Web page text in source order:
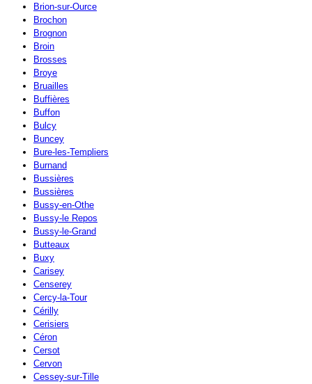
Brion-sur-Ource
Brochon
Brognon
Broin
Brosses
Broye
Bruailles
Buffières
Buffon
Bulcy
Buncey
Bure-les-Templiers
Burnand
Bussières
Bussières
Bussy-en-Othe
Bussy-le Repos
Bussy-le-Grand
Butteaux
Buxy
Carisey
Censerey
Cercy-la-Tour
Cérilly
Cerisiers
Céron
Cersot
Cervon
Cessey-sur-Tille